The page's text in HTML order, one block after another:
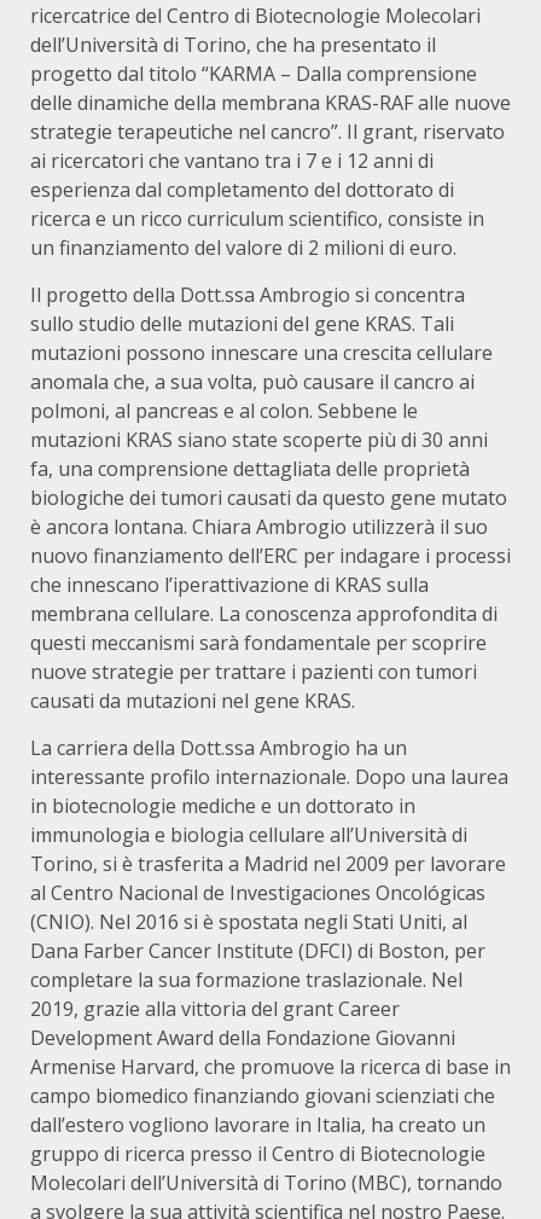
ricercatrice del Centro di Biotecnologie Molecolari
dell’Università di Torino, che ha presentato il
progetto dal titolo “KARMA – Dalla comprensione
delle dinamiche della membrana KRAS-RAF alle nuove
strategie terapeutiche nel cancro”. Il grant, riservato
ai ricercatori che vantano tra i 7 e i 12 anni di
esperienza dal completamento del dottorato di
ricerca e un ricco curriculum scientifico, consiste in
un finanziamento del valore di 2 milioni di euro.
Il progetto della Dott.ssa Ambrogio si concentra
sullo studio delle mutazioni del gene KRAS. Tali
mutazioni possono innescare una crescita cellulare
anomala che, a sua volta, può causare il cancro ai
polmoni, al pancreas e al colon. Sebbene le
mutazioni KRAS siano state scoperte più di 30 anni
fa, una comprensione dettagliata delle proprietà
biologiche dei tumori causati da questo gene mutato
è ancora lontana. Chiara Ambrogio utilizzerà il suo
nuovo finanziamento dell’ERC per indagare i processi
che innescano l’iperattivazione di KRAS sulla
membrana cellulare. La conoscenza approfondita di
questi meccanismi sarà fondamentale per scoprire
nuove strategie per trattare i pazienti con tumori
causati da mutazioni nel gene KRAS.
La carriera della Dott.ssa Ambrogio ha un
interessante profilo internazionale. Dopo una laurea
in biotecnologie mediche e un dottorato in
immunologia e biologia cellulare all’Università di
Torino, si è trasferita a Madrid nel 2009 per lavorare
al Centro Nacional de Investigaciones Oncológicas
(CNIO). Nel 2016 si è spostata negli Stati Uniti, al
Dana Farber Cancer Institute (DFCI) di Boston, per
completare la sua formazione traslazionale. Nel
2019, grazie alla vittoria del grant Career
Development Award della Fondazione Giovanni
Armenise Harvard, che promuove la ricerca di base in
campo biomedico finanziando giovani scienziati che
dall’estero vogliono lavorare in Italia, ha creato un
gruppo di ricerca presso il Centro di Biotecnologie
Molecolari dell’Università di Torino (MBC), tornando
a svolgere la sua attività scientifica nel nostro Paese.